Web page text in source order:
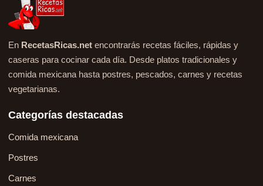
En RecetasRicas.net encontrarás recetas fáciles, rápidas y
caseras para cocinar cada día. Desde platos tradicionales y
comida mexicana hasta postres, pescados, carnes y recetas
vegetarianas.
Categorías destacadas
Comida mexicana
Postres
Carnes